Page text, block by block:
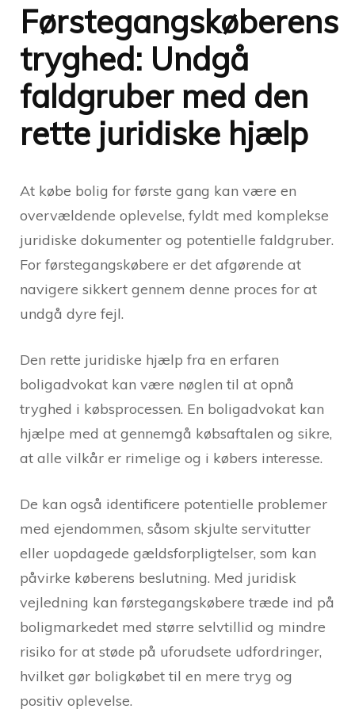
Førstegangskøberens
tryghed: Undgå
faldgruber med den
rette juridiske hjælp
At købe bolig for første gang kan være en
overvældende oplevelse, fyldt med komplekse
juridiske dokumenter og potentielle faldgruber.
For førstegangskøbere er det afgørende at
navigere sikkert gennem denne proces for at
undgå dyre fejl.
Den rette juridiske hjælp fra en erfaren
boligadvokat kan være nøglen til at opnå
tryghed i købsprocessen. En boligadvokat kan
hjælpe med at gennemgå købsaftalen og sikre,
at alle vilkår er rimelige og i købers interesse.
De kan også identificere potentielle problemer
med ejendommen, såsom skjulte servitutter
eller uopdagede gældsforpligtelser, som kan
påvirke køberens beslutning. Med juridisk
vejledning kan førstegangskøbere træde ind på
boligmarkedet med større selvtillid og mindre
risiko for at støde på uforudsete udfordringer,
hvilket gør boligkøbet til en mere tryg og
positiv oplevelse.